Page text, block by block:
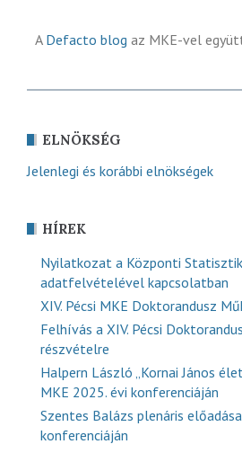
A Defacto blog az MKE-vel
ELNÖKSÉG
Jelenlegi és korábbi elnökségek
HÍREK
Nyilatkozat a Központi
adatfelvételével kapcsolatban
XIV. Pécsi MKE Doktorandusz
Felhívás a XIV. Pécsi
részvételre
Halpern László „Kornai János
MKE 2025. évi konferenciáján
Szentes Balázs plenáris
konferenciáján